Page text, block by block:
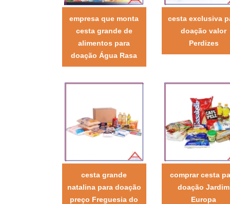
empresa que monta
cesta grande de
alimentos para
doação Água Rasa
cesta exclusiva
doação valor
Perdizes
cesta grande
natalina para doação
preço Freguesia do
comprar cesta
doação Jardim
Europa